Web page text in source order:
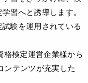
習へと誘導します。
験を運用されている
格検定運営企業様から
ンテンツが充実した